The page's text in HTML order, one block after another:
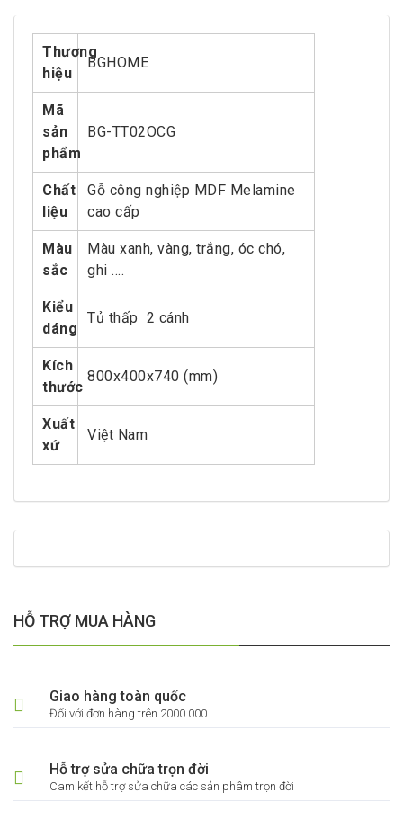
Thương
hiệu
BGHOME
Mã
sản
phẩm
BG-TT02OCG
Chất
liệu
Gỗ công nghiệp MDF Melamine
cao cấp
Màu
sắc
Màu xanh, vàng, trắng, óc chó,
ghi ….
Kiểu
dáng
Tủ thấp 2 cánh
Kích
thước
800x400x740 (mm)
Xuất
xứ
Việt Nam
HỖ TRỢ MUA HÀNG
Giao hàng toàn quốc
Đối với đơn hàng trên 2000.000
Hỗ trợ sửa chữa trọn đời
Cam kết hỗ trợ sửa chữa các sản phâm trọn đời